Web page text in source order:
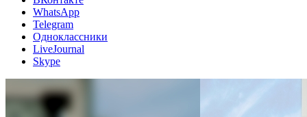
WhatsApp
Telegram
Одноклассники
LiveJournal
Skype